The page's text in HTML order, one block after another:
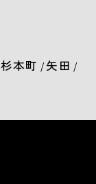
杉本町 / 矢田 /